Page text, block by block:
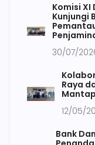
Komisi XI
Kunjungi
30/07/
Raya
12/05/
Bank